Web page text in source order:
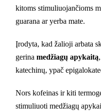
kitoms stimuliuojančioms
guarana ar yerba mate.
Įrodyta, kad žalioji arbata
gerina medžiagų apykaitą
katechinų, ypač
Nors kofeinas ir kiti
stimuliuoti medžiagų